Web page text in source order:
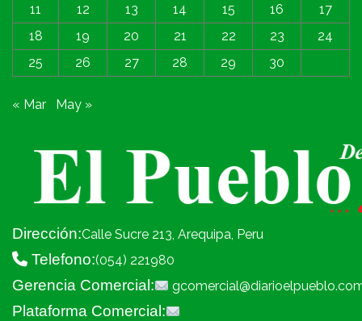
11
12 13 14 15 16
17
18
19 20 21 22 23
24
25
26 27 28 29 30
« Mar May »
Dirección:Calle Sucre 213, Arequipa, Peru
Telefono:(054) 221980
Gerencia Comercial:
Plataforma Comercial: